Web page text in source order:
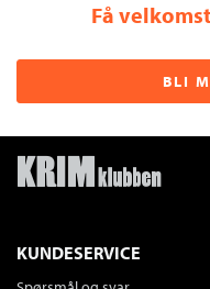
Få
BLI
KUNDESERVICE